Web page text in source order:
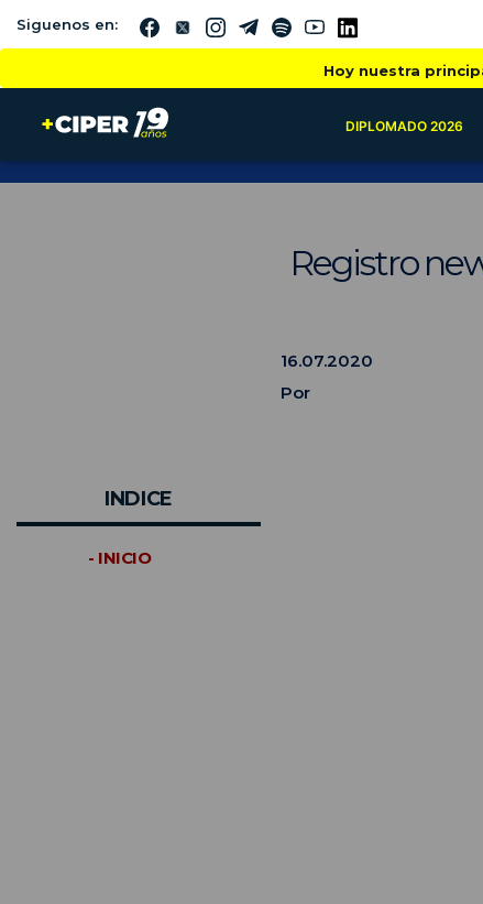
Siguenos en:
Hoy nuestra
DIPLOMADO 2026
Registro
16.07.2020
Por
INDICE
- INICIO